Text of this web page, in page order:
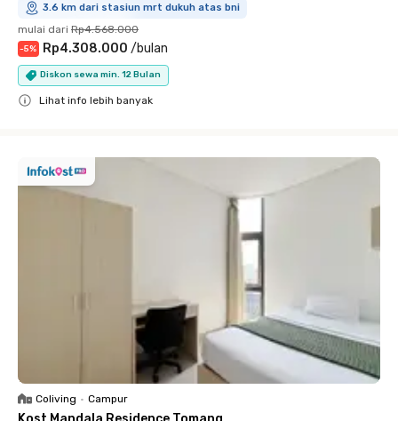
3.6 km dari stasiun mrt dukuh atas bni
mulai dari Rp4.568.000
-5% Rp4.308.000 /bulan
Diskon sewa min. 12 Bulan
Lihat info lebih banyak
Coliving • Campur